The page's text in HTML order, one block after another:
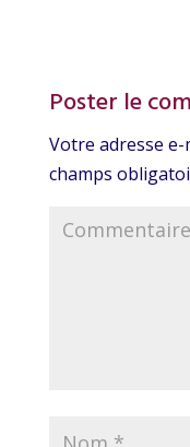
Poster le
Votre adresse
champs